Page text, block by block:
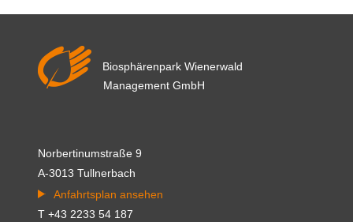
Biosphärenpark Wienerwald
Management GmbH
Norbertinumstraße 9
A-3013 Tullnerbach
Anfahrtsplan ansehen
T +43 2233 54 187